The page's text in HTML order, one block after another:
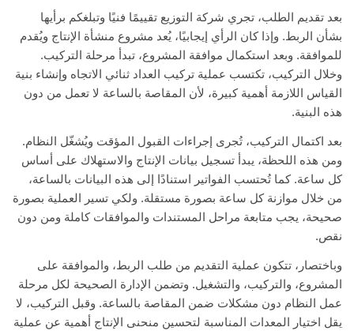
بعد تقديم الطلب، تجري شركة التوزيع تقييمًا فنيًا وتبلغكم برأيها
بشأن الربط. وإذا كان الرأي إيجابيًا، يُعد مشروع منشأة الإنتاج ويُقدم
للموافقة. وبعد استكمال موافقة المشروع، تبدأ مرحلة التركيب.
وخلال التركيب، تكتسب عملية تركيب العداد ثنائي الاتجاه وإنشاء بنية
القياس اللازمة أهمية كبيرة، لأن المقاصة بالساعة لا تعمل من دون
هذه البنية.
بعد اكتمال التركيب، تُجرى إجراءات القبول المؤقت ويُشغّل النظام.
ومن هذه اللحظة، يبدأ تسجيل بيانات الإنتاج والاستهلاك على أساس
كل ساعة. كما تُحتسب الفواتير استنادًا إلى هذه البيانات بالساعة،
من خلال موازنة كل ساعة بصورة مستقلة. ولكي تسير العملية بصورة
صحيحة، يجب متابعة مراحل المستندات والموافقات كاملة ومن دون
نقص.
وباختصار، تتكون عملية التقديم من طلب الربط، والموافقة على
المشروع، والتركيب، والتشغيل. وتضمن الإدارة الصحيحة لكل مرحلة
عمل النظام دون مشكلات ضمن المقاصة بالساعة. وقبل التركيب، لا
يقل اختيار المعدات المناسبة لتحسين منحنى الإنتاج أهمية عن عملية